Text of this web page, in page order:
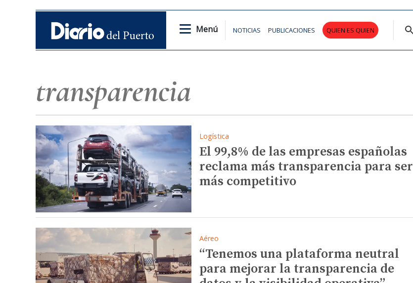
Menú NOTICIAS PUBLICACIONES QUIEN ES QUIEN
transparencia
Logística
El 99,8% de las empresas españolas
reclama más transparencia para ser
más competitivo
Aéreo
“Tenemos una plataforma neutral
para mejorar la transparencia de